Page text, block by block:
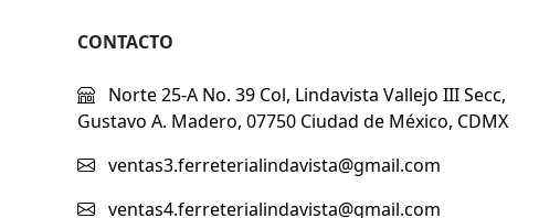
CONTACTO
Norte 25-A No. 39 Col, Lindavista Vallejo III Secc,
Gustavo A. Madero, 07750 Ciudad de México, CDMX
ventas3.ferreterialindavista@gmail.com
ventas4.ferreterialindavista@gmail.com